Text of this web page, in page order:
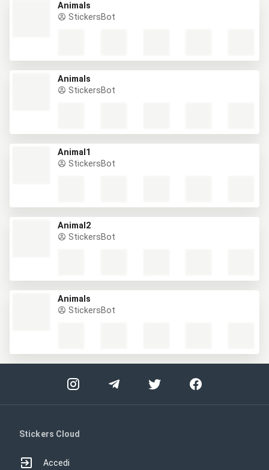
Animals
StickersBot
Animals
StickersBot
Animal1
StickersBot
Animal2
StickersBot
Animals
StickersBot
Stickers Cloud
Accedi